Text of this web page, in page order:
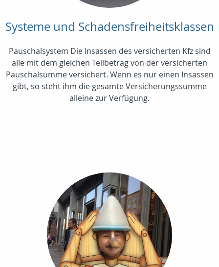
Systeme und Schadensfreiheitsklassen
Pauschalsystem Die Insassen des versicherten Kfz sind
alle mit dem gleichen Teilbetrag von der versicherten
Pauschalsumme versichert. Wenn es nur einen Insassen
gibt, so steht ihm die gesamte Versicherungssumme
alleine zur Verfügung.